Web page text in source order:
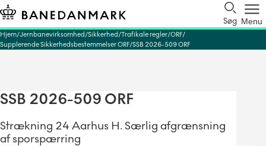
Søg Menu
Hjem Jernbanevirksomhed Sikkerhed Trafikale regler ORF
Supplerende Sikkerhedsbestemmelser ORF SSB 2026-509 ORF
SSB 2026-509 ORF
Strækning 24 Aarhus H. Særlig afgrænsning
af sporspærring